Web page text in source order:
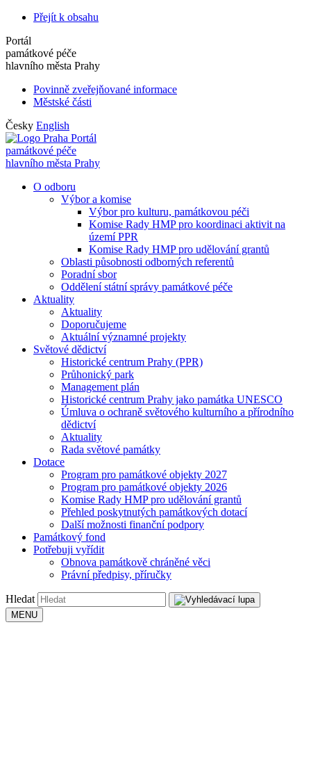
Přejít k obsahu
Portál
památkové péče
hlavního města Prahy
Povinně zveřejňované informace
Městské části
Česky English
Portál
památkové péče
hlavního města Prahy
O odboru
Výbor a komise
Výbor pro kulturu, památkovou péči
Komise Rady HMP pro koordinaci aktivit na
území PPR
Komise Rady HMP pro udělování grantů
Oblasti působnosti odborných referentů
Poradní sbor
Oddělení státní správy památkové péče
Aktuality
Aktuality
Doporučujeme
Aktuální významné projekty
Světové dědictví
Historické centrum Prahy (PPR)
Průhonický park
Management plán
Historické centrum Prahy jako památka UNESCO
Úmluva o ochraně světového kulturního a přírodního
dědictví
Aktuality
Rada světové památky
Dotace
Program pro památkové objekty 2027
Program pro památkové objekty 2026
Komise Rady HMP pro udělování grantů
Přehled poskytnutých památkových dotací
Další možnosti finanční podpory
Památkový fond
Potřebuji vyřídit
Obnova památkově chráněné věci
Právní předpisy, příručky
Hledat
MENU